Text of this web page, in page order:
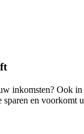
inkomsten? Ook
en voorkomt